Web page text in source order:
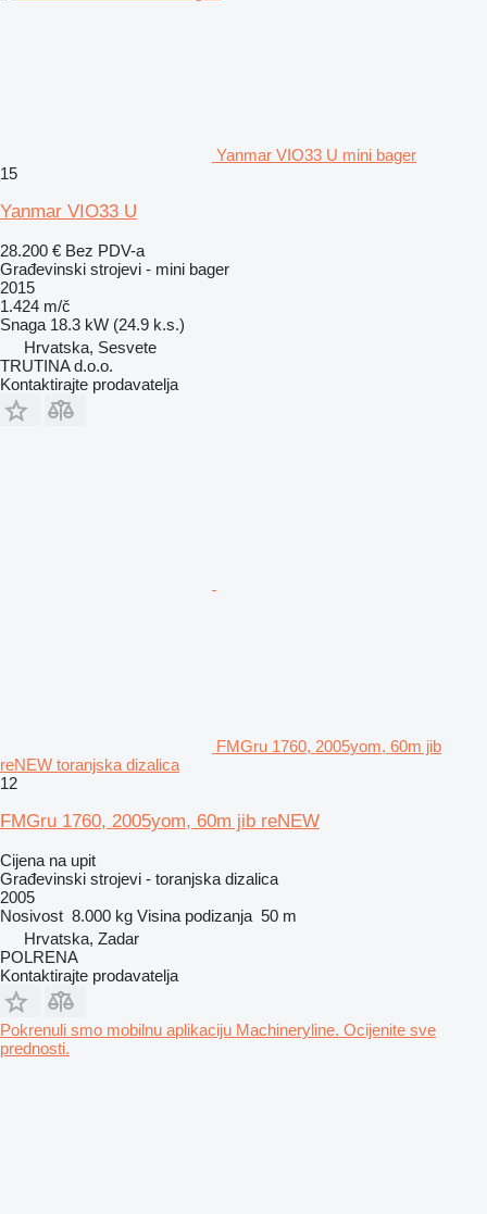
Yanmar VIO33 U mini bager
15
Yanmar VIO33 U
28.200 € Bez PDV-a
Građevinski strojevi - mini bager
2015
1.424 m/č
Snaga 18.3 kW (24.9 k.s.)
Hrvatska, Sesvete
TRUTINA d.o.o.
Kontaktirajte prodavatelja
FMGru 1760, 2005yom, 60m jib
reNEW toranjska dizalica
12
FMGru 1760, 2005yom, 60m jib reNEW
Cijena na upit
Građevinski strojevi - toranjska dizalica
2005
Nosivost 8.000 kg Visina podizanja 50 m
Hrvatska, Zadar
POLRENA
Kontaktirajte prodavatelja
Pokrenuli smo mobilnu aplikaciju Machineryline. Ocijenite sve
prednosti.